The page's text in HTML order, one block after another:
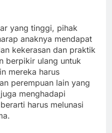
yang tinggi, pihak
anaknya mendapat
kekerasan dan praktik
berpikir ulang untuk
mereka harus
perempuan lain yang
menghadapi
harus melunasi